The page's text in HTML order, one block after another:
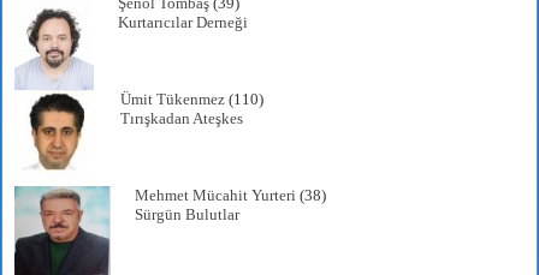
Kurtarıcılar Derneği
Ümit Tükenmez (110)
Tırışkadan Ateşkes
Mehmet Mücahit Yurteri (38)
Sürgün Bulutlar